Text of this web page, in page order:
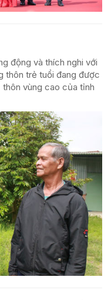
động và thích nghi với
thôn trẻ tuổi đang được
vùng cao của tỉnh